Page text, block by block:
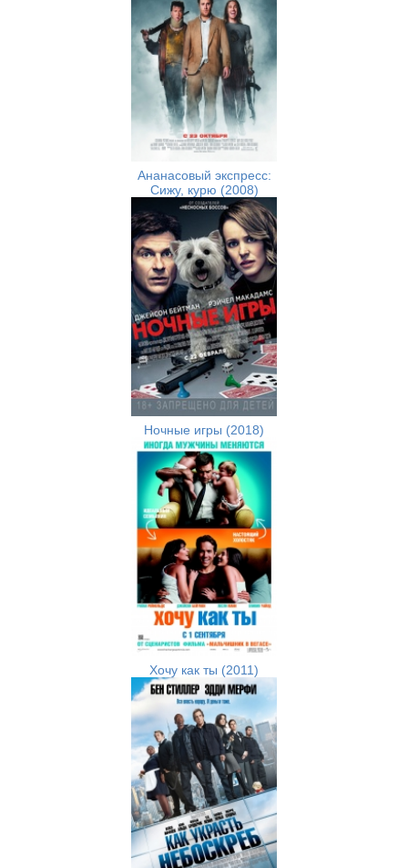
Ананасовый экспресс:
Сижу, курю (2008)
Ночные игры (2018)
Хочу как ты (2011)